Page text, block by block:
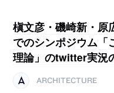
槇文彦・磯崎新・原
でのシンポジウム「
理論」のtwitter実況
ARCHITECTURE